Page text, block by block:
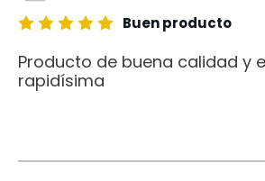
Buen producto
Producto de buena calidad y
rapidísima